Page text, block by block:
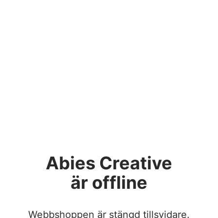
Abies Creative
är offline
Webbshoppen är stängd tillsvidare.